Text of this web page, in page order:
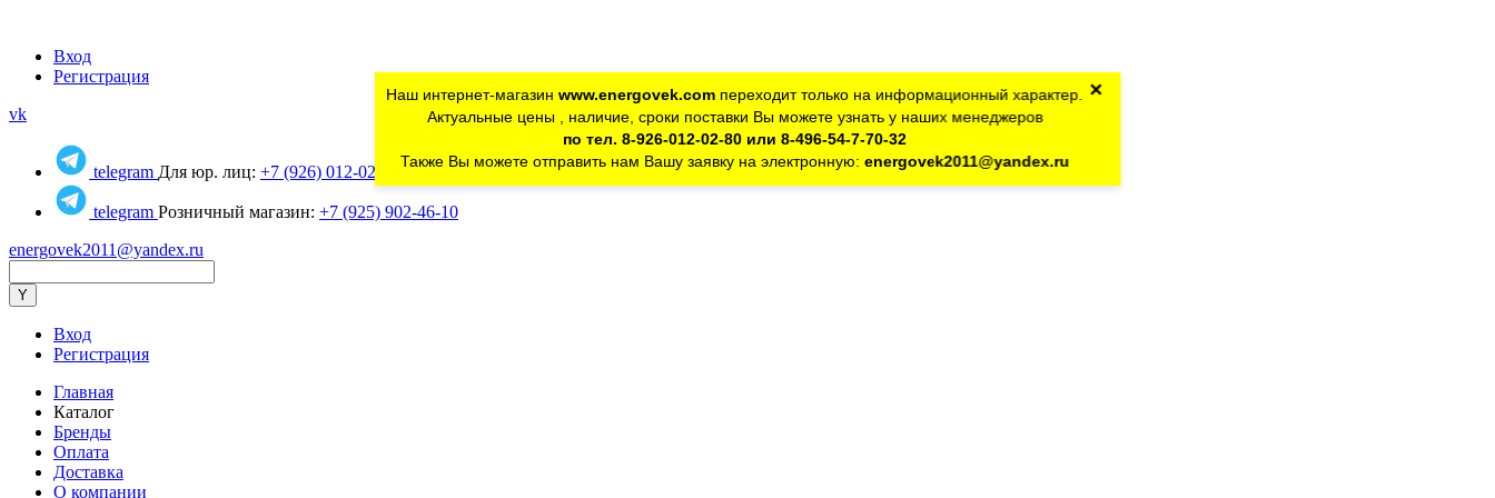
Вход
Регистрация
vk
telegram Для юр. лиц: +7 (926) 012-02-80
telegram Розничный магазин: +7 (925) 902-46-10
energovek2011@yandex.ru
Наш интернет-магазин www.energovek.comпереходит только на информационный характер.
Актуальные цены , наличие, сроки поставки Вы можете узнать у наших менеджеров
по тел. 8-926-012-02-80 или 8-496-54-7-70-32
Также Вы можете отправить нам Вашу заявку на электронную: energovek2011@yandex.ru
×
Вход
Регистрация
Главная
Каталог
Бренды
Оплата
Доставка
О компании